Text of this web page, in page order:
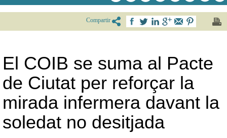
Compartir
El COIB se suma al Pacte
de Ciutat per reforçar la
mirada infermera davant la
soledat no desitjada